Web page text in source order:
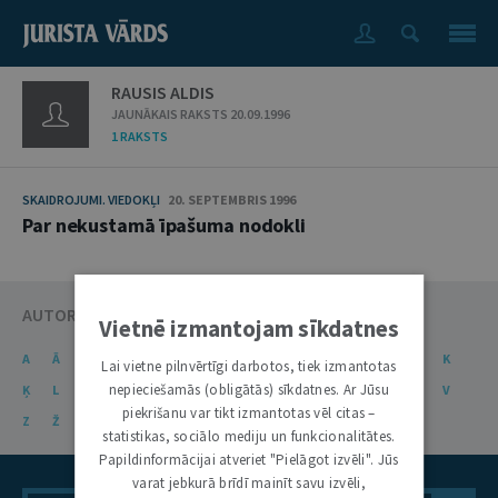
RAUSIS ALDIS
JAUNĀKAIS RAKSTS 20.09.1996
1 RAKSTS
SKAIDROJUMI. VIEDOKĻI 20. SEPTEMBRIS 1996
Par nekustamā īpašuma nodokli
AUTORU KATALOGS
A Ā C Č D E Ē G Ģ
K
Ķ
L M N Ņ O P R S Š T U
V
Z
Ž
Vietnē izmantojam sīkdatnes
Lai vietne pilnvērtīgi darbotos, tiek izmantotas
nepieciešamās (obligātās) sīkdatnes. Ar Jūsu
piekrišanu var tikt izmantotas vēl citas –
statistikas, sociālo mediju un funkcionalitātes.
Papildinformācijai atveriet "Pielāgot izvēli". Jūs
varat jebkurā brīdī mainīt savu izvēli,